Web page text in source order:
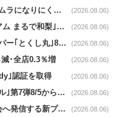
カインズnews｜｢解凍も冷食あたためもムラになりにくいフラットレンジ｣発売 (2026.08.06)
セブンｰイレブンnews｜｢セブンプレミアム まるで和梨｣8/11から順次発売 (2026.08.06)
アルビスnews｜名古屋市で初･移動スーパー｢とくし丸｣8/4運行開始 (2026.08.06)
･全店0.3％増 (2026.08.06)
｣認証を取得 (2026.08.06)
島忠news｜家計応援企画｢爆安挑戦セール｣第7弾8/5から開催 (2026.08.06)
ファミマnews｜こども食堂の｢今｣を社会へ発信する新プロジェクト始動 (2026.08.06)